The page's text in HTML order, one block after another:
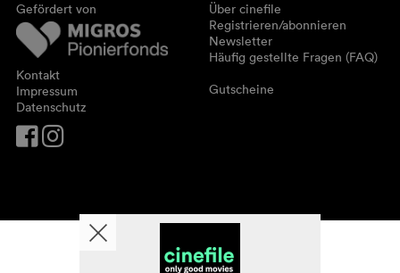
Gefördert von
Kontakt
Impressum
Datenschutz
Über cinefile
Registrieren/abonnieren
Newsletter
Häufig gestellte Fragen (FAQ)
Gutscheine